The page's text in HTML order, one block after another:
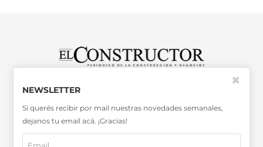
SABER MÁS >>
NEWSLETTER
Si querés recibir por mail nuestras novedades semanales,
dejanos tu email acá. ¡Gracias!
✖